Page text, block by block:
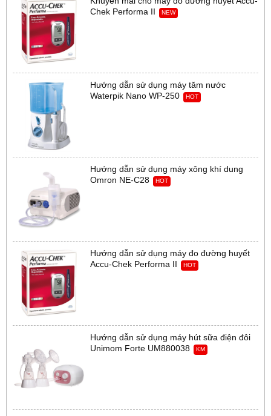
Chek Performa II
NEW
Hướng dẫn sử dụng máy tăm nước
Waterpik Nano WP-250
HOT
Hướng dẫn sử dụng máy xông khí dung
Omron NE-C28
HOT
Hướng dẫn sử dụng máy đo đường huyết
Accu-Chek Performa II
HOT
Hướng dẫn sử dụng máy hút sữa điện đôi
Unimom Forte UM880038
KM